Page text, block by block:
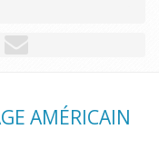
AMÉRICAIN